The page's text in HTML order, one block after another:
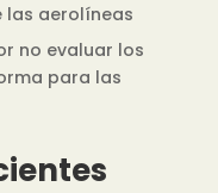
las aerolíneas
no evaluar los
para las